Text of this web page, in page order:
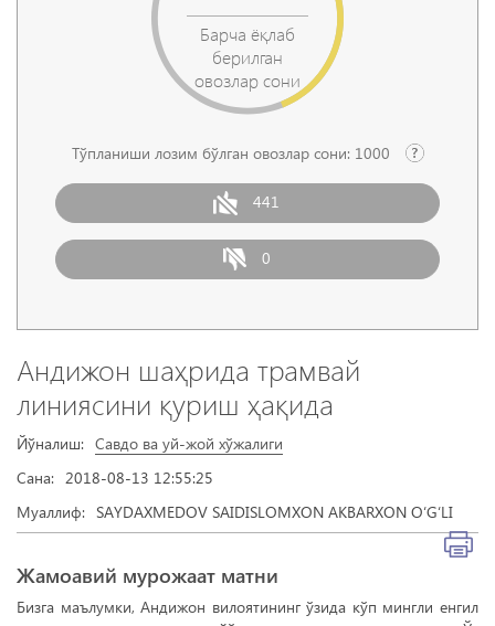
Барча ёқлаб
берилган
овозлар сони
Тўпланиши лозим бўлган овозлар сони: 1000
441
0
Андижон шаҳрида трамвай
линиясини қуриш ҳақида
Йўналиш: Савдо ва уй-жой хўжалиги
Сана: 2018-08-13 12:55:25
Муаллиф: SAYDAXMEDOV SAIDISLOMXON AKBARXON O‘G‘LI
Жамоавий мурожаат матни
Бизга маълумки, Андижон вилоятининг ўзида кўп мингли енгил